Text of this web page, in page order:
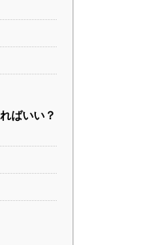
ばいい？